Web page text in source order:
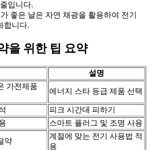
입니다.
좋은 날은 자연 채광을 활용하여 전기
합니다.
을 위한 팁 요약
설명
가전제품
에너지 스타 등급 제품 선택
피크 시간대 피하기
스마트 플러그 및 조명 사용
약
계절에 맞는 전기 사용법 적
용